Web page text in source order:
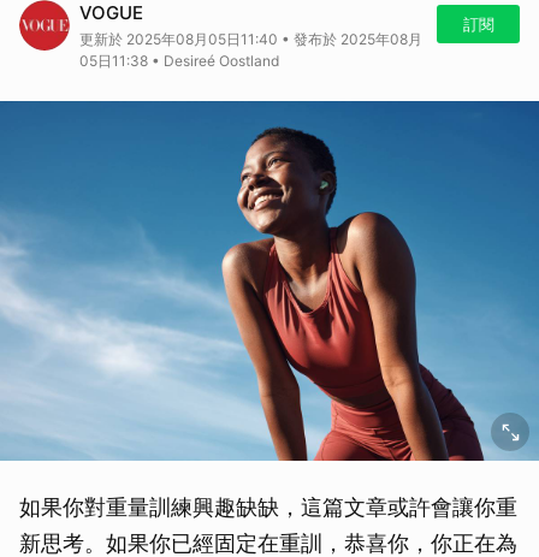
VOGUE
更新於 2025年08月05日11:40 • 發布於 2025年08月
05日11:38 • Desireé Oostland
訂閱
如果你對重量訓練興趣缺缺，這篇文章或許會讓你重
新思考。如果你已經固定在重訓，恭喜你，你正在為